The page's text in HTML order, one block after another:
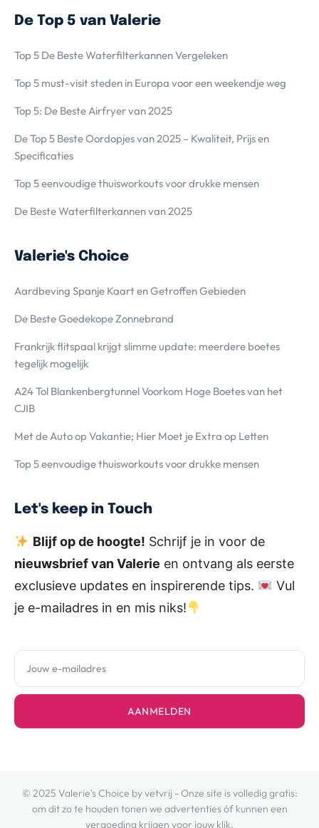
De Top 5 van Valerie
Top 5 De Beste Waterfilterkannen Vergeleken
Top 5 must-visit steden in Europa voor een weekendje weg
Top 5: De Beste Airfryer van 2025
De Top 5 Beste Oordopjes van 2025 – Kwaliteit, Prijs en
Specificaties
Top 5 eenvoudige thuisworkouts voor drukke mensen
De Beste Waterfilterkannen van 2025
Valerie's Choice
Aardbeving Spanje Kaart en Getroffen Gebieden
De Beste Goedekope Zonnebrand
Frankrijk flitspaal krijgt slimme update: meerdere boetes
tegelijk mogelijk
A24 Tol Blankenbergtunnel Voorkom Hoge Boetes van het
CJIB
Met de Auto op Vakantie; Hier Moet je Extra op Letten
Top 5 eenvoudige thuisworkouts voor drukke mensen
Let's keep in Touch
Blijf op de hoogte! Schrijf je in voor de
nieuwsbrief van Valerie en ontvang als eerste
exclusieve updates en inspirerende tips.
Vul
je e-mailadres in en mis niks!
AANMELDEN
© 2025 Valerie's Choice by vetvrij - Onze site is volledig gratis:
om dit zo te houden tonen we advertenties óf kunnen een
vergoeding krijgen voor jouw klik.